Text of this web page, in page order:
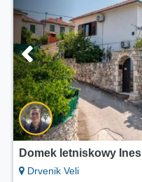
Domek letniskowy Ines
Drvenik Veli